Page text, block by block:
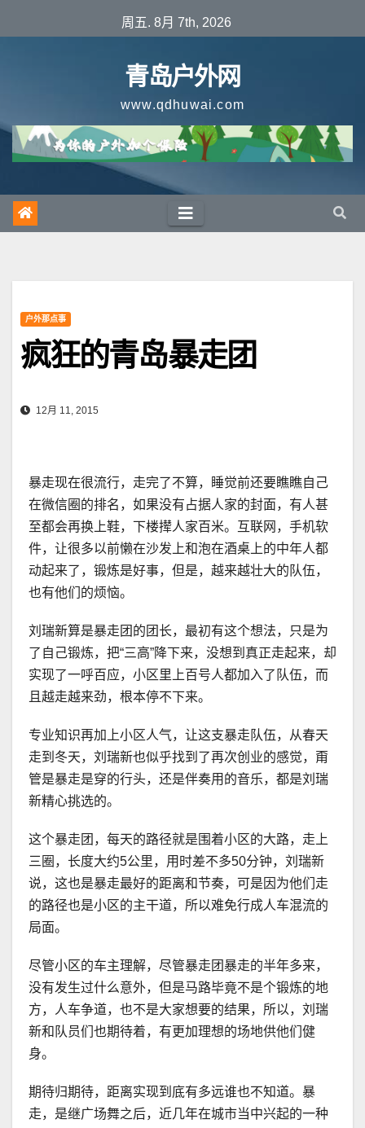
至
周五. 8月 7th, 2026
青岛户外网
www.qdhuwai.com
户外那点事
疯狂的青岛暴走团
12月 11, 2015
暴走现在很流行，走完了不算，睡觉前还要瞧瞧自己
在微信圈的排名，如果没有占据人家的封面，有人甚
至都会再换上鞋，下楼撵人家百米。互联网，手机软
件，让很多以前懒在沙发上和泡在酒桌上的中年人都
动起来了，锻炼是好事，但是，越来越壮大的队伍，
也有他们的烦恼。
刘瑞新算是暴走团的团长，最初有这个想法，只是为
了自己锻炼，把“三高”降下来，没想到真正走起来，却
实现了一呼百应，小区里上百号人都加入了队伍，而
且越走越来劲，根本停不下来。
专业知识再加上小区人气，让这支暴走队伍，从春天
走到冬天，刘瑞新也似乎找到了再次创业的感觉，甭
管是暴走是穿的行头，还是伴奏用的音乐，都是刘瑞
新精心挑选的。
这个暴走团，每天的路径就是围着小区的大路，走上
三圈，长度大约5公里，用时差不多50分钟，刘瑞新
说，这也是暴走最好的距离和节奏，可是因为他们走
的路径也是小区的主干道，所以难免行成人车混流的
局面。
尽管小区的车主理解，尽管暴走团暴走的半年多来，
没有发生过什么意外，但是马路毕竟不是个锻炼的地
方，人车争道，也不是大家想要的结果，所以，刘瑞
新和队员们也期待着，有更加理想的场地供他们健
身。
期待归期待，距离实现到底有多远谁也不知道。暴
走，是继广场舞之后，近几年在城市当中兴起的一种